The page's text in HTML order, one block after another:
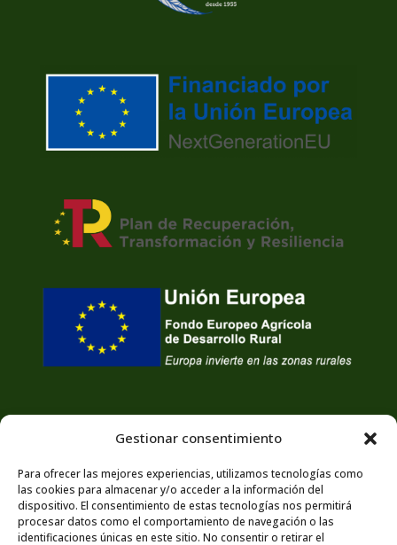
Gestionar consentimiento
Para ofrecer las mejores experiencias, utilizamos tecnologías como
las cookies para almacenar y/o acceder a la información del
dispositivo. El consentimiento de estas tecnologías nos permitirá
procesar datos como el comportamiento de navegación o las
identificaciones únicas en este sitio. No consentir o retirar el